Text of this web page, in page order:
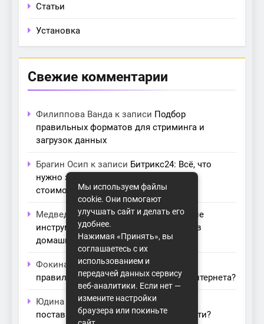
Статьи
Установка
Свежие комментарии
Филиппова Ванда к записи Подбор
правильных форматов для стриминга и
загрузок данных
Брагин Осип к записи Битрикс24: Всё, что
нужно знать о лицензиях, тарифах и
стоимости в компании Айтекс
Медведева Амалияк записиОсновные
инструменты для создания серверов в
домашних условиях
Фокина Невак записиКак выбрать
правильный модем для домашнего интернета?
Юдина Ивонак записиПроблемы с
поставщиками интернета: как их обойти?
Мы используем файлы
cookie. Они помогают
улучшать сайт и делать его
удобнее.
Нажимая «Принять», вы
соглашаетесь с их
использованием и
передачей данных сервису
веб-аналитики. Если нет —
измените настройки
браузера или покиньте